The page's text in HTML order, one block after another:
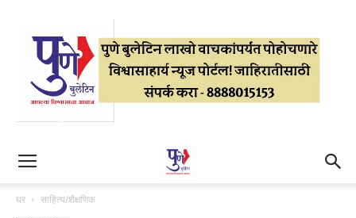
घर साहित्य/शैक्षणिक